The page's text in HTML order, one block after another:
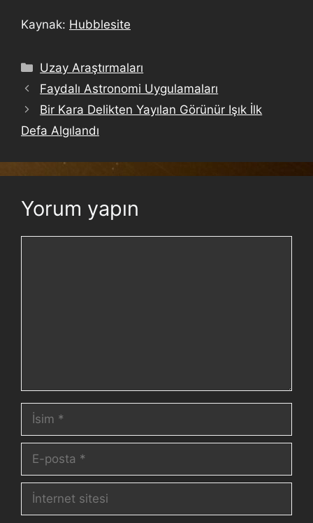
Kaynak: Hubblesite
Uzay Araştırmaları
Faydalı Astronomi Uygulamaları
Bir Kara Delikten Yayılan Görünür Işık İlk
Defa Algılandı
Yorum yapın